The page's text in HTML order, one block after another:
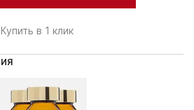
Купить в 1 клик